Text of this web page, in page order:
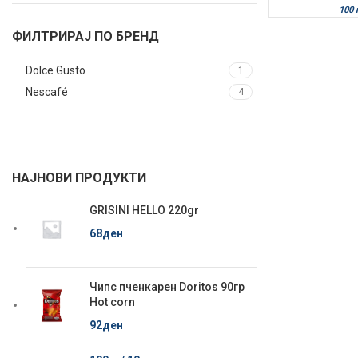
ФИЛТРИРАЈ ПО БРЕНД
Dolce Gusto 1
Nescafé 4
НАЈНОВИ ПРОДУКТИ
GRISINI HELLO 220gr
68ден
Чипс пченкарен Doritos 90гр
Hot corn
92ден
100